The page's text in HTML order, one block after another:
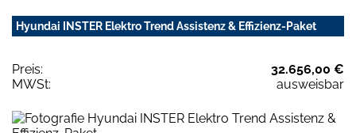
Hyundai INSTER Elektro Trend Assistenz & Effizienz-Paket
Preis:
32.656,00 €
MWSt:
ausweisbar